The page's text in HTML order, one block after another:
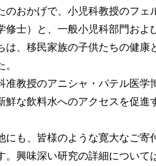
のおかげで、小児科教授のフェ
修士）と、一般小児科部門およ
は、移民家族の子供たちの健康
。
准教授のアニシャ・パテル医学
鮮な飲料水へのアクセスを促進
にも、皆様のような寛大なご寄
。興味深い研究の詳細について